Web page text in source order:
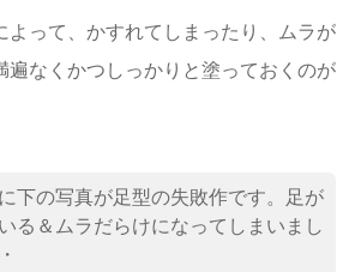
よって、かすれてしまったり、ムラが
遍なくかつしっかりと塗っておくのが
下の写真が足型の失敗作です。足が
る＆ムラだらけになってしまいまし